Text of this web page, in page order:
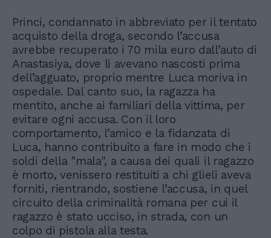
Princi, condannato in abbreviato per il tentato
acquisto della droga, secondo l’accusa
avrebbe recuperato i 70 mila euro dall’auto di
Anastasiya, dove li avevano nascosti prima
dell’agguato, proprio mentre Luca moriva in
ospedale. Dal canto suo, la ragazza ha
mentito, anche ai familiari della vittima, per
evitare ogni accusa. Con il loro
comportamento, l’amico e la fidanzata di
Luca, hanno contribuito a fare in modo che i
soldi della "mala", a causa dei quali il ragazzo
è morto, venissero restituiti a chi glieli aveva
forniti, rientrando, sostiene l’accusa, in quel
circuito della criminalità romana per cui il
ragazzo è stato ucciso, in strada, con un
colpo di pistola alla testa.